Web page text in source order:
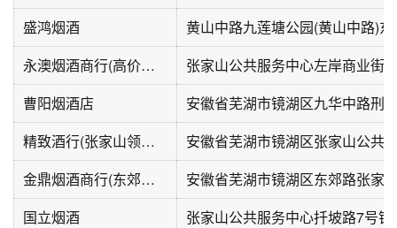
盛鸿烟酒
永澳烟酒商行(高价回收烟酒)
张家山公共服务中心左岸商业街
曹阳烟酒店
精致酒行(张家山领秀城2期店)
金鼎烟酒商行(东郊路店)
国立烟酒